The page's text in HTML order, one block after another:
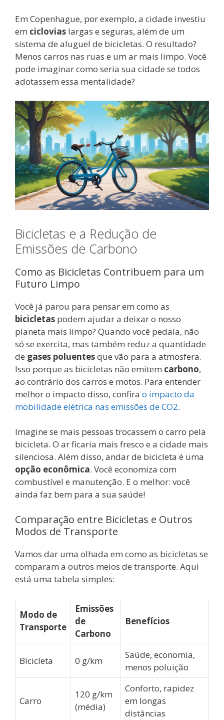
Em Copenhague, por exemplo, a cidade investiu
em ciclovias largas e seguras, além de um
sistema de aluguel de bicicletas. O resultado?
Menos carros nas ruas e um ar mais limpo. Você
pode imaginar como seria sua cidade se todos
adotassem essa mentalidade?
Bicicletas e a Redução de
Emissões de Carbono
Como as Bicicletas Contribuem para um
Futuro Limpo
Você já parou para pensar em como as
bicicletas podem ajudar a deixar o nosso
planeta mais limpo? Quando você pedala, não
só se exercita, mas também reduz a quantidade
de gases poluentesque vão para a atmosfera.
Isso porque as bicicletas não emitem carbono,
ao contrário dos carros e motos. Para entender
melhor o impacto disso, confira o impacto da
mobilidade elétrica nas emissões de CO2.
Imagine se mais pessoas trocassem o carro pela
bicicleta. O ar ficaria mais fresco e a cidade mais
silenciosa. Além disso, andar de bicicleta é uma
opção econômica. Você economiza com
combustível e manutenção. E o melhor: você
ainda faz bem para a sua saúde!
Comparação entre Bicicletas e Outros
Modos de Transporte
Vamos dar uma olhada em como as bicicletas se
comparam a outros meios de transporte. Aqui
está uma tabela simples:
Modo de
Transporte
Emissões
de
Carbono
Benefícios
Bicicleta 0 g/km
Saúde, economia,
menos poluição
Carro
120 g/km
(média)
Conforto, rapidez
em longas
distâncias